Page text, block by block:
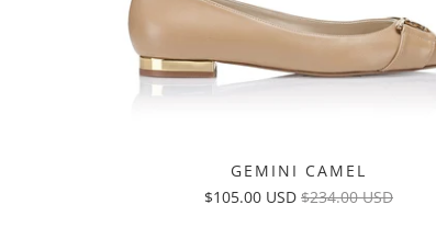
GEMINI CAMEL
$105.00 USD $234.00 USD